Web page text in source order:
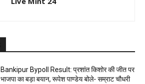
Bankipur Bypoll Result: प्रशांत किशोर की जीत पर
भाजपा का बड़ा बयान, रूपेश पाण्डेय बोले- सम्राट चौधरी